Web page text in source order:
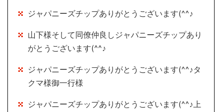
ジャパニーズチップありがとうございます(^^♪
山下様そして同僚仲良しジャパニーズチップあり
がとうございます(^^♪
ジャパニーズチップありがとうございます(^^♪タ
クマ様御一行様
ジャパニーズチップありがとうございます(^^♪上